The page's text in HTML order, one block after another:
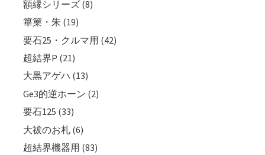
額縁シリーズ (8)
篳篥・朱 (19)
要石25・クルマ用 (42)
超結界P (21)
大黒アゲハ (13)
Ge3的逆ホーン (2)
要石125 (33)
大祓のお札 (6)
超結界機器用 (83)